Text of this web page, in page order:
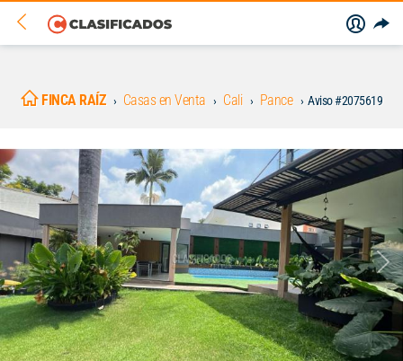
FINCA RAÍZ Casas en Venta Cali Pance Aviso #2075619